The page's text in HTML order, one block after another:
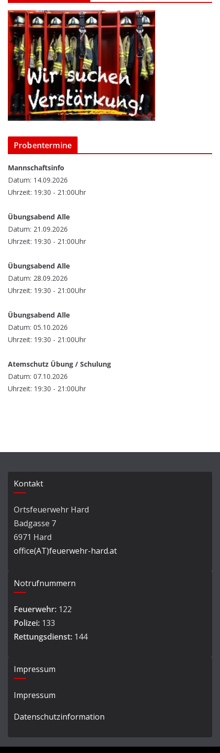
Probentermine
Mannschaftsinfo
Datum: 14.09.2026
Uhrzeit: 19:30 - 21:00Uhr
Übungsabend Alle
Datum: 21.09.2026
Uhrzeit: 19:30 - 21:00Uhr
Übungsabend Alle
Datum: 28.09.2026
Uhrzeit: 19:30 - 21:00Uhr
Übungsabend Alle
Datum: 05.10.2026
Uhrzeit: 19:30 - 21:00Uhr
Atemschutz Übung / Schulung
Datum: 07.10.2026
Uhrzeit: 19:30 - 21:00Uhr
Kontakt
Ortsfeuerwehr Hard
Badgasse 7
6971 Hard
office(AT)feuerwehr-hard.at
Notrufnummern
Feuerwehr: 122
Polizei: 133
Rettungsdienst: 144
Impressum
Impressum
Datenschutzinformation